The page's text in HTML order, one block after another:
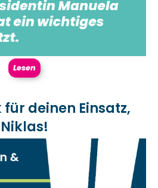
Lesen
deinen Einsatz,
Niklas!